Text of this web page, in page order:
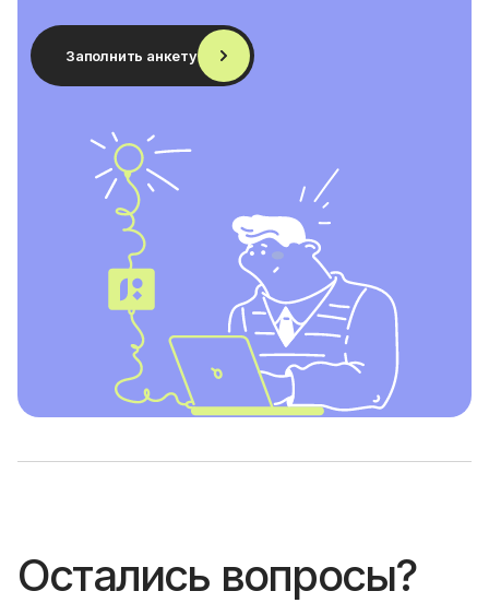
Заполнить анкету
Остались вопросы?